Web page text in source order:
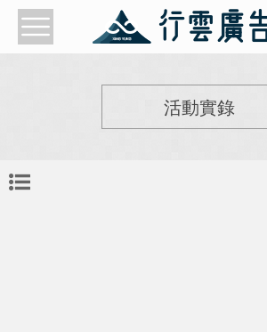
活動實錄